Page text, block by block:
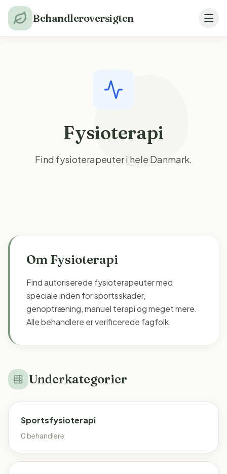
Behandleroversigten
Fysioterapi
Find fysioterapeuter i hele Danmark.
Om Fysioterapi
Find autoriserede fysioterapeuter med
speciale inden for sportsskader,
genoptræning, manuel terapi og meget mere.
Alle behandlere er verificerede fagfolk.
Underkategorier
Sportsfysioterapi
0 behandlere